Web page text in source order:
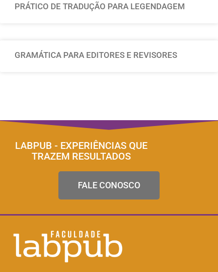
PRÁTICO DE TRADUÇÃO PARA LEGENDAGEM
GRAMÁTICA PARA EDITORES E REVISORES
LABPUB - EXPERIÊNCIAS QUE
TRAZEM RESULTADOS
FALE CONOSCO